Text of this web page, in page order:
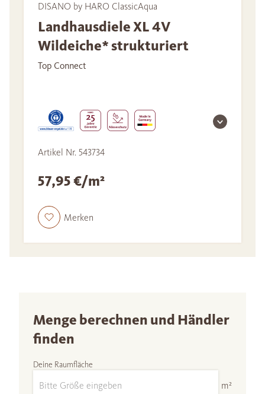
DISANO by HARO ClassicAqua
Landhausdiele XL 4V
Wildeiche* strukturiert
Top Connect
Artikel Nr. 543734
57,95 €/m²
Merken
Menge berechnen und Händler
finden
Deine Raumfläche
m²